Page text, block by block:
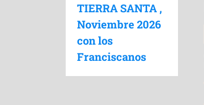
TIERRA SANTA ,
Noviembre 2026
con los
Franciscanos